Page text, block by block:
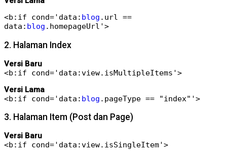
<b:if cond='data: blog .url ==
data: blog .homepageUrl'>
2. Halaman Index
Versi Baru
<b:if cond='data:view.isMultipleItems'>
Versi Lama
<b:if cond='data: blog .pageType == "index"'>
3. Halaman Item (Post dan Page)
Versi Baru
<b:if cond='data:view.isSingleItem'>